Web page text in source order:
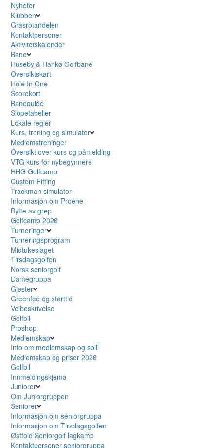
Nyheter
Klubben
Grasrotandelen
Kontaktpersoner
Aktivitetskalender
Bane
Huseby & Hankø Golfbane
Oversiktskart
Hole In One
Scorekort
Baneguide
Slopetabeller
Lokale regler
Kurs, trening og simulator
Medlemstreninger
Oversikt over kurs og påmelding
VTG kurs for nybegynnere
HHG Golfcamp
Custom Fitting
Trackman simulator
Informasjon om Proene
Bytte av grep
Golfcamp 2026
Turneringer
Turneringsprogram
Midtukeslaget
Tirsdagsgolfen
Norsk seniorgolf
Damegruppa
Gjester
Greenfee og starttid
Veibeskrivelse
Golfbil
Proshop
Medlemskap
Info om medlemskap og spill
Medlemskap og priser 2026
Golfbil
Innmeldingskjema
Juniorer
Om Juniorgruppen
Seniorer
Informasjon om seniorgruppa
Informasjon om Tirsdagsgolfen
Østfold Seniorgolf lagkamp
Kontaktpersoner seniorgruppa